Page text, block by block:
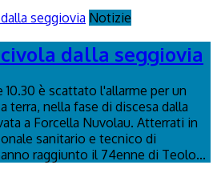
Notizie
dalla seggiovia
è scattato l'allarme per un
terra, nella fase di discesa dalla
a Forcella Nuvolau. Atterrati in
sanitario e tecnico di
raggiunto il 74enne di Teolo...